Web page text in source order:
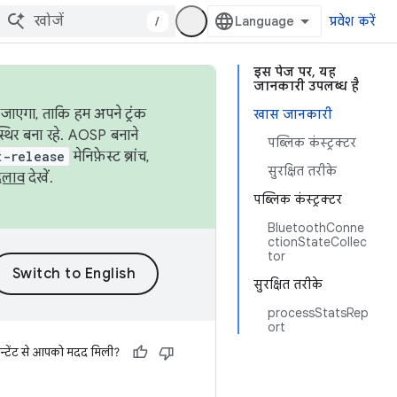
/ प्रवेश करें
इस पेज पर, यह
जानकारी उपलब्ध है
खास जानकारी
पब्लिक कंस्ट्रक्टर
सुरक्षित तरीके
पब्लिक कंस्ट्रक्टर
BluetoothConne
ctionStateCollec
tor
सुरक्षित तरीके
processStatsRep
ort
ताकि हम अपने ट्रंक
बना रहे. AOSP बनाने
release मेनिफ़ेस्ट ब्रांच,
देखें.
से आपको मदद मिली?